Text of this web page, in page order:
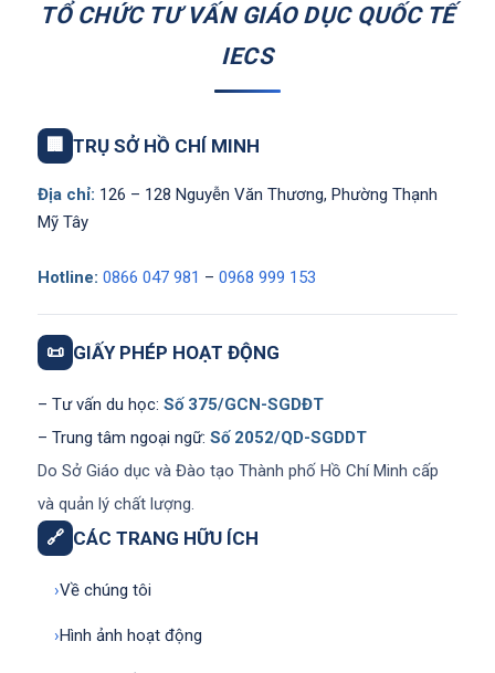
TỔ CHỨC TƯ VẤN GIÁO DỤC QUỐC TẾ
IECS
🏢 TRỤ SỞ HỒ CHÍ MINH
Địa chỉ: 126 – 128 Nguyễn Văn Thương, Phường Thạnh
Mỹ Tây
Hotline: 0866 047 981 – 0968 999 153
📜 GIẤY PHÉP HOẠT ĐỘNG
– Tư vấn du học: Số 375/GCN-SGDĐT
– Trung tâm ngoại ngữ: Số 2052/QD-SGDDT
Do Sở Giáo dục và Đào tạo Thành phố Hồ Chí Minh cấp
và quản lý chất lượng.
🔗 CÁC TRANG HỮU ÍCH
›Về chúng tôi
›Hình ảnh hoạt động